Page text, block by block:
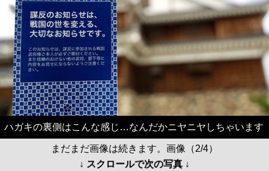
ハガキの裏側はこんな感じ…なんだかニヤニヤしちゃいます
まだまだ画像は続きます。画像（2/4）
↓ スクロールで次の写真 ↓